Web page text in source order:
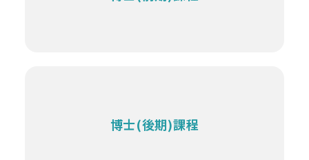
博士(後期)課程